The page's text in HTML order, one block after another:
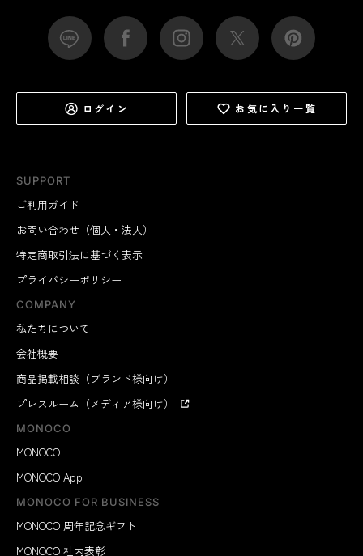
SUPPORT
ご利用ガイド
お問い合わせ（個人・法人）
特定商取引法に基づく表示
プライバシーポリシー
COMPANY
私たちについて
会社概要
商品掲載相談（ブランド様向け）
プレスルーム（メディア様向け）
MONOCO
MONOCO
MONOCO App
MONOCO FOR BUSINESS
MONOCO 周年記念ギフト
MONOCO 社内表彰
ログイン お気に入り一覧